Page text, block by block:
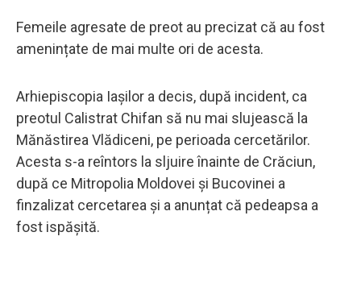
Femeile agresate de preot au precizat că au fost
amenințate de mai multe ori de acesta.
Arhiepiscopia Iașilor a decis, după incident, ca
preotul Calistrat Chifan să nu mai slujească la
Mănăstirea Vlădiceni, pe perioada cercetărilor.
Acesta s-a reîntors la sljuire înainte de Crăciun,
după ce Mitropolia Moldovei și Bucovinei a
finzalizat cercetarea și a anunțat că pedeapsa a
fost ispășită.